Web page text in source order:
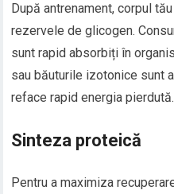
După antrenament, corpul
rezervele de glicogen.
sunt rapid absorbiți în
sau băuturile izotonice sunt
reface rapid energia pierdută.
Sinteza proteică
Pentru a maximiza